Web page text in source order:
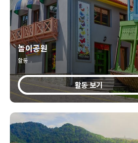
놀이공원
활동
활동 보기